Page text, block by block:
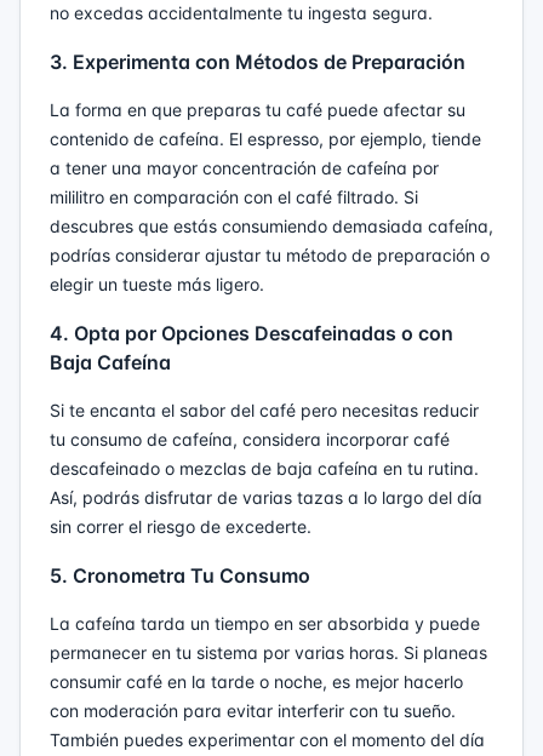
no excedas accidentalmente tu ingesta segura.
3. Experimenta con Métodos de Preparación
La forma en que preparas tu café puede afectar su
contenido de cafeína. El espresso, por ejemplo, tiende
a tener una mayor concentración de cafeína por
mililitro en comparación con el café filtrado. Si
descubres que estás consumiendo demasiada cafeína,
podrías considerar ajustar tu método de preparación o
elegir un tueste más ligero.
4. Opta por Opciones Descafeinadas o con
Baja Cafeína
Si te encanta el sabor del café pero necesitas reducir
tu consumo de cafeína, considera incorporar café
descafeinado o mezclas de baja cafeína en tu rutina.
Así, podrás disfrutar de varias tazas a lo largo del día
sin correr el riesgo de excederte.
5. Cronometra Tu Consumo
La cafeína tarda un tiempo en ser absorbida y puede
permanecer en tu sistema por varias horas. Si planeas
consumir café en la tarde o noche, es mejor hacerlo
con moderación para evitar interferir con tu sueño.
También puedes experimentar con el momento del día